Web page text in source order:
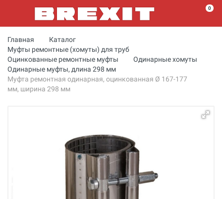
0
Главная
Каталог
Муфты ремонтные (хомуты) для труб
Оцинкованные ремонтные муфты
Одинарные хомуты
Одинарные муфты, длина 298 мм
Муфта ремонтная одинарная, оцинкованная Ø 167-177
мм, ширина 298 мм